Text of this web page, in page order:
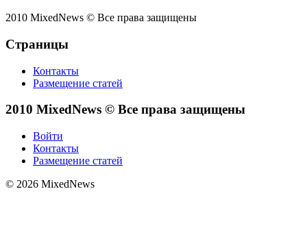
2010 MixedNews © Все права защищены
Страницы
Контакты
Размещение статей
2010 MixedNews © Все права защищены
Войти
Контакты
Размещение статей
© 2026 MixedNews